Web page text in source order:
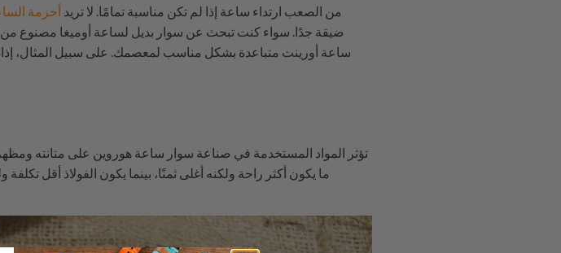
من الصعب ارتداء ساعة إذا لم تكن مناسبة تمامًا. لا تريد أحزمة
ضيقة جدًا. سواء كنت تبحث عن سوار بديل لساعة أوميغا مصنوع من
ساعة أورينت متباعدة بشكل مناسب لمعصمك. على سبيل المثال،
تؤثر المواد المستخدمة في صناعة سوار ساعة هوروين على متانته ومظهره
ما يكون أكثر راحة ولكنه أغلى ثمنًا، بينما يكون الفولاذ أقل